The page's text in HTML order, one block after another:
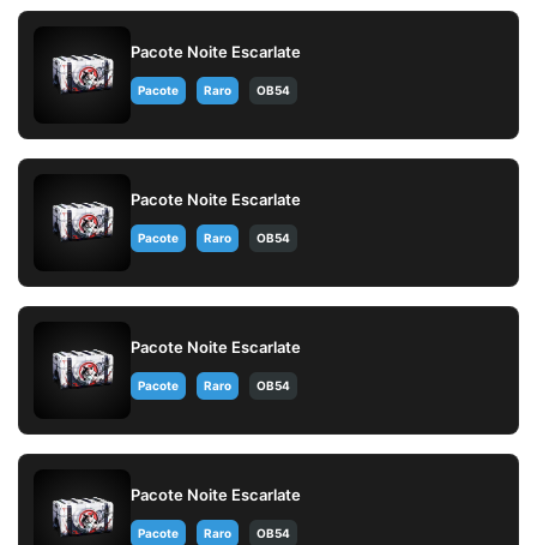
Pacote Noite Escarlate
Pacote Raro OB54
Pacote Noite Escarlate
Pacote Raro OB54
Pacote Noite Escarlate
Pacote Raro OB54
Pacote Noite Escarlate
Pacote Raro OB54